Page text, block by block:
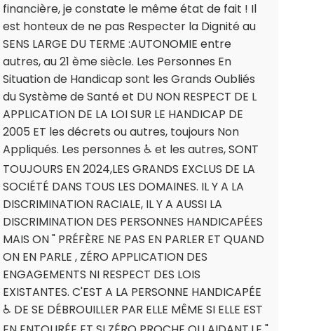
financière, je constate le même état de fait ! Il
est honteux de ne pas Respecter la Dignité au
SENS LARGE DU TERME :AUTONOMIE entre
autres, au 21 ème siècle. Les Personnes En
Situation de Handicap sont les Grands Oubliés
du Système de Santé et DU NON RESPECT DE L
APPLICATION DE LA LOI SUR LE HANDICAP DE
2005 ET les décrets ou autres, toujours Non
Appliqués. Les personnes ♿️ et les autres, SONT
TOUJOURS EN 2024,LES GRANDS EXCLUS DE LA
SOCIÉTÉ DANS TOUS LES DOMAINES. IL Y A LA
DISCRIMINATION RACIALE, IL Y A AUSSI LA
DISCRIMINATION DES PERSONNES HANDICAPÉES
MAIS ON " PRÉFÈRE NE PAS EN PARLER ET QUAND
ON EN PARLE , ZÉRO APPLICATION DES
ENGAGEMENTS NI RESPECT DES LOIS
EXISTANTES. C'EST A LA PERSONNE HANDICAPÉE
♿️ DE SE DÉBROUILLER PAR ELLE MÊME SI ELLE EST